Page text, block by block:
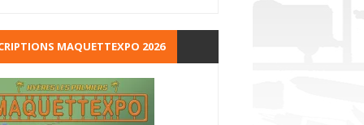
MAQUETTEXPO 2026